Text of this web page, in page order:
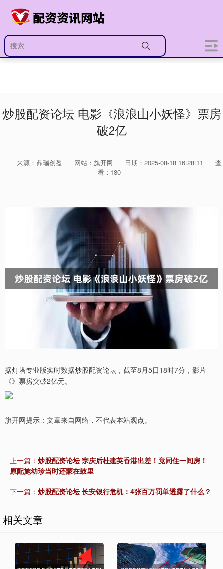
炒股配资论坛 电影《浪浪山小妖怪》票房
破2亿
来源：鼎瑞创盈 网站：旗开网 日期：2025-08-18 16:28:11
查
看：180
据灯塔专业版实时数据炒股配资论坛，截至8月5日18时7分，影片
《》票房突破2亿元。​​​
旗开网提示：文章来自网络，不代表本站观点。
上一篇： 炒股配资论坛 宗庆后杜建英香港出差！竟同住一间房！
原配施幼珍当时还蒙在鼓里
下一篇： 炒股配资论坛 长安银行危机：4张百万罚单透露了什么？
相关文章